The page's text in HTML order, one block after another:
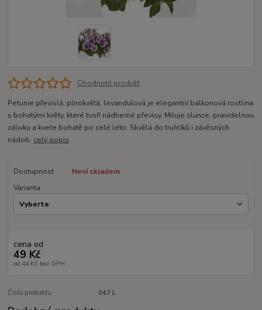
Ohodnotit produkt
Petunie převislá, plnokvětá, levandulová je elegantní balkonová rostlina
s bohatými květy, které tvoří nádherné převisy. Miluje slunce, pravidelnou
zálivku a kvete bohatě po celé léto. Skvělá do truhlíků i závěsných
nádob. celý popis
Dostupnost
Není skladem
Varianta
cena od
49 Kč
od 44 Kč bez DPH
Číslo produktu: 047 L